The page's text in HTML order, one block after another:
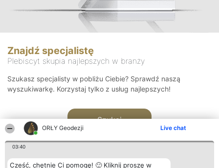
ORŁY Geodezji Live chat
03:40
Cześć, chętnie Ci pomogę! 🙂 Kliknij proszę w
Znajdź specjalistę
Plebiscyt skupia najlepszych w branży
Szukasz specjalisty w pobliżu Ciebie? Sprawdź naszą
wyszukiwarkę. Korzystaj tylko z usług najlepszych!
Szukaj